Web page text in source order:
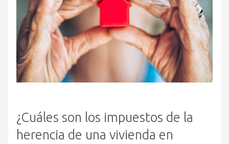
¿Cuáles son los impuestos de la
herencia de una vivienda en